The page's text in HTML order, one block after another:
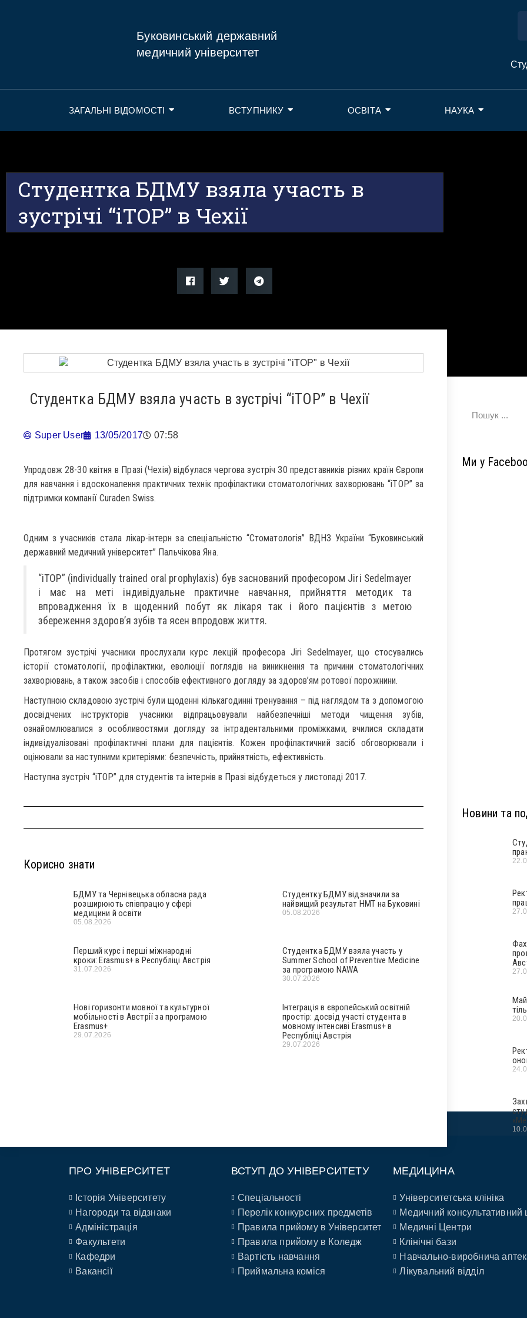
Буковинський державний
медичний університет
ЗАГАЛЬНІ ВІДОМОСТІ ВСТУПНИКУ ОСВІТА НАУКА
Студентка БДМУ взяла участь в
зустрічі “iTOP” в Чехії
Студентка БДМУ взяла участь в зустрічі “iTOP” в Чехії
Super User 13/05/2017 07:58
Упродовж 28-30 квітня в Празі (Чехія) відбулася чергова зустріч 30 представників різних країн Європи
для навчання і вдосконалення практичних технік профілактики стоматологічних захворювань “iTOP” за
підтримки компанії Curaden Swiss.
Одним з учасників стала лікар-інтерн за спеціальністю “Стоматологія” ВДНЗ України “Буковинський
державний медичний університет” Пальчікова Яна.
“iTOP” (individually trained oral prophylaxis) був заснований професором Jiri Sedelmayer
і має на меті індивідуальне практичне навчання, прийняття методик та
впровадження їх в щоденний побут як лікаря так і його пацієнтів з метою
збереження здоров’я зубів та ясен впродовж життя.
Протягом зустрічі учасники прослухали курс лекцій професора Jiri Sedelmayer, що стосувались
історії стоматології, профілактики, еволюції поглядів на виникнення та причини стоматологічних
захворювань, а також засобів і способів ефективного догляду за здоров’ям ротової порожнини.
Наступною складовою зустрічі були щоденні кількагодинні тренування – під наглядом та з допомогою
досвідчених інструкторів учасники відпрацьовували найбезпечніші методи чищення зубів,
ознайомлювалися з особливостями догляду за інтрадентальними проміжками, вчилися складати
індивідуалізовані профілактичні плани для пацієнтів. Кожен профілактичний засіб обговорювали і
оцінювали за наступними критеріями: безпечність, прийнятність, ефективність.
Наступна зустріч “iTOP” для студентів та інтернів в Празі відбудеться у листопаді 2017.
Корисно знати
БДМУ та Чернівецька обласна рада
розширюють співпрацю у сфері
медицини й освіти
05.08.2026
Студентку БДМУ відзначили за
найвищий результат НМТ на Буковині
05.08.2026
Перший курс і перші міжнародні
кроки: Erasmus+ в Республіці Австрія
31.07.2026
Студентка БДМУ взяла участь у
Summer School of Preventive Medicine
за програмою NAWA
30.07.2026
Нові горизонти мовної та культурної
мобільності в Австрії за програмою
Erasmus+
29.07.2026
Інтеграція в європейський освітній
простір: досвід участі студента в
мовному інтенсиві Erasmus+ в
Республіці Австрія
29.07.2026
Ми у
Новини та
ПРО УНІВЕРСИТЕТ
Історія Університету
Нагороди та відзнаки
Адміністрація
Факультети
Кафедри
Вакансії
ВСТУП ДО УНІВЕРСИТЕТУ
Спеціальності
Перелік конкурсних предметів
Правила прийому в Університет
Правила прийому в Коледж
Вартість навчання
Приймальна коміся
МЕДИЦИНА
Університетська клініка
Медичний консультативний
Медичні Центри
Клінічні бази
Навчально-виробнича
Лікувальний відділ